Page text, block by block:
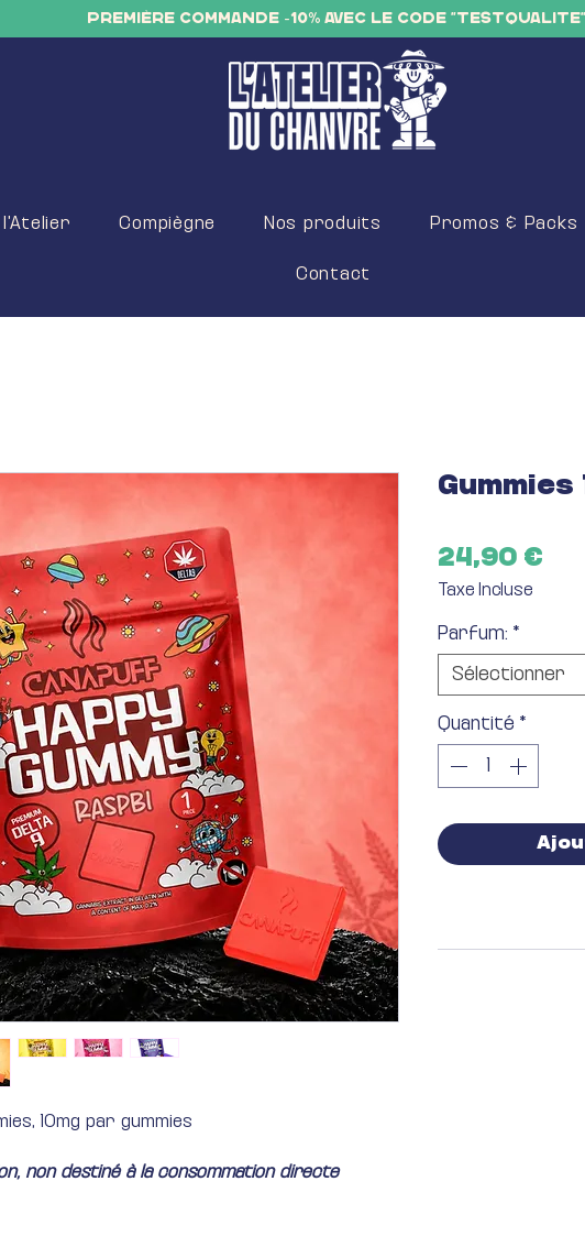
PREMIÈRE COMMANDE -10% AVEC LE CODE "TESTQUALITE"
l'Atelier Compiègne Nos produits Promos & Packs
Contact
10mg par gummies
non destiné à la consommation directe
Gummies
24,90 €
Taxe Incluse
Parfum: *
Sélectionner
Quantité *